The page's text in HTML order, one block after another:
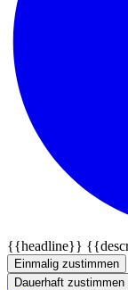
{{headline}}
Einmalig zustimmen
Dauerhaft zustimmen